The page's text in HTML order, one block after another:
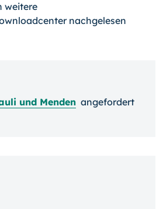
weitere
nachgelesen
und Menden angefordert